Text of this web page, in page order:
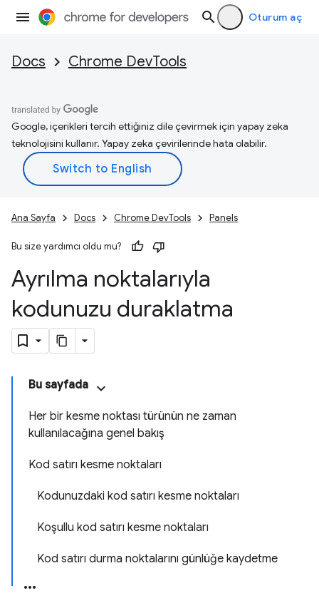
Oturum aç
Docs Chrome DevTools
Google, içerikleri tercih ettiğiniz dile çevirmek için yapay zeka
teknolojisini kullanır. Yapay zeka çevirilerinde hata olabilir.
Ana Sayfa Docs Chrome DevTools Panels
Bu size yardımcı oldu mu?
Ayrılma noktalarıyla
kodunuzu duraklatma
Bu sayfada
Her bir kesme noktası türünün ne zaman
kullanılacağına genel bakış
Kod satırı kesme noktaları
Kodunuzdaki kod satırı kesme noktaları
Koşullu kod satırı kesme noktaları
Kod satırı durma noktalarını günlüğe kaydetme